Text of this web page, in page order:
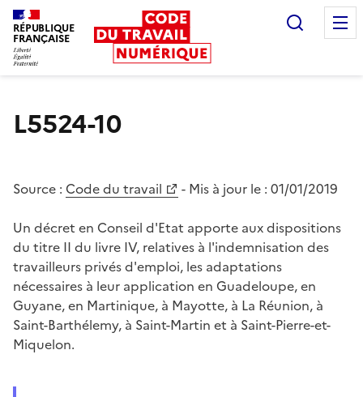
RÉPUBLIQUE
FRANÇAISE
L5524-10
Source : Code du travail - Mis à jour le : 01/01/2019
Un décret en Conseil d'Etat apporte aux dispositions
du titre II du livre IV, relatives à l'indemnisation des
travailleurs privés d'emploi, les adaptations
nécessaires à leur application en Guadeloupe, en
Guyane, en Martinique, à Mayotte, à La Réunion, à
Saint-Barthélemy, à Saint-Martin et à Saint-Pierre-et-
Miquelon.